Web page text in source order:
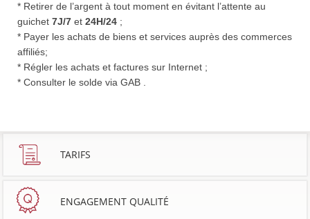
* Retirer de l’argent à tout moment en évitant l’attente au
guichet 7J/7 et 24H/24 ;
* Payer les achats de biens et services auprès des commerces
affiliés;
* Régler les achats et factures sur Internet ;
* Consulter le solde via GAB .
TARIFS
ENGAGEMENT QUALITÉ